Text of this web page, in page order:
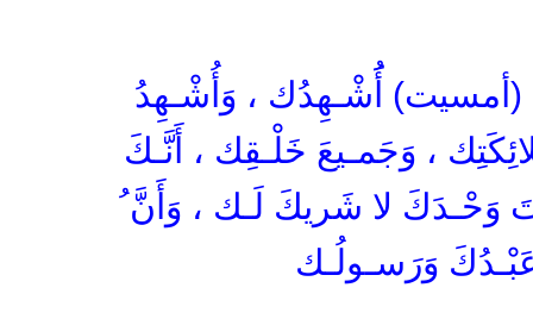
(أمسيت) أَُشْـهِدُك ، وَأُشْـهِدُ
، وَجَمـيعَ خَلْـقِك ، أَنَّـكَ
وَحْـدَكَ لا شَريكَ لَـك ، وَأَنَّ
وَرَسـولُـك